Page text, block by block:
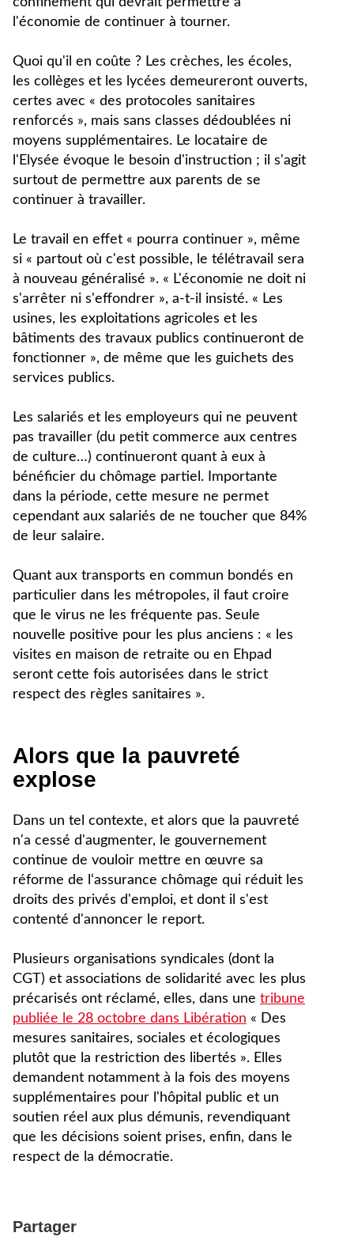
l'économie de continuer à tourner.
Quoi qu'il en coûte ? Les crèches, les écoles,
les collèges et les lycées demeureront ouverts,
certes avec « des protocoles sanitaires
renforcés », mais sans classes dédoublées ni
moyens supplémentaires. Le locataire de
l'Elysée évoque le besoin d'instruction ; il s'agit
surtout de permettre aux parents de se
continuer à travailler.
Le travail en effet « pourra continuer », même
si « partout où c'est possible, le télétravail sera
à nouveau généralisé ». « L'économie ne doit ni
s'arrêter ni s'effondrer », a-t-il insisté. « Les
usines, les exploitations agricoles et les
bâtiments des travaux publics continueront de
fonctionner », de même que les guichets des
services publics.
Les salariés et les employeurs qui ne peuvent
pas travailler (du petit commerce aux centres
de culture…) continueront quant à eux à
bénéficier du chômage partiel. Importante
dans la période, cette mesure ne permet
cependant aux salariés de ne toucher que 84%
de leur salaire.
Quant aux transports en commun bondés en
particulier dans les métropoles, il faut croire
que le virus ne les fréquente pas. Seule
nouvelle positive pour les plus anciens : « les
visites en maison de retraite ou en Ehpad
seront cette fois autorisées dans le strict
respect des règles sanitaires ».
Alors que la pauvreté
explose
Dans un tel contexte, et alors que la pauvreté
n'a cessé d'augmenter, le gouvernement
continue de vouloir mettre en œuvre sa
réforme de l‘assurance chômage qui réduit les
droits des privés d'emploi, et dont il s'est
contenté d'annoncer le report.
Plusieurs organisations syndicales (dont la
CGT) et associations de solidarité avec les plus
précarisés ont réclamé, elles, dans une tribune
publiée le 28 octobre dans Libération « Des
mesures sanitaires, sociales et écologiques
plutôt que la restriction des libertés ». Elles
demandent notamment à la fois des moyens
supplémentaires pour l'hôpital public et un
soutien réel aux plus démunis, revendiquant
que les décisions soient prises, enfin, dans le
respect de la démocratie.
Partager